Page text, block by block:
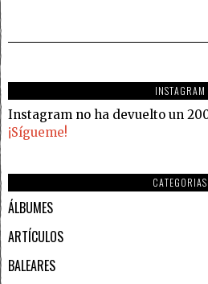
INSTAGRAM
Instagram no ha devuelto un
¡Sígueme!
CATEGORIAS
ÁLBUMES
ARTÍCULOS
BALEARES